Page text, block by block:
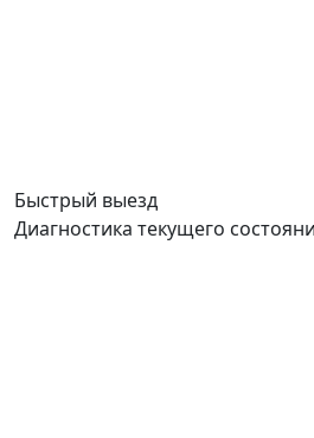
Быстрый выезд
Диагностика текущего